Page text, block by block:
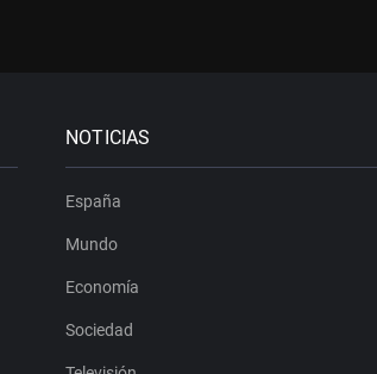
NOTICIAS
España
Mundo
Economía
Sociedad